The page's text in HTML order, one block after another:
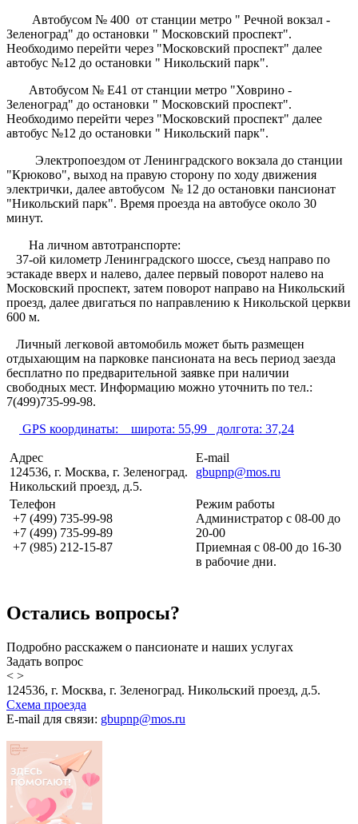
Автобусом № 400 от станции метро " Речной вокзал -
Зеленоград" до остановки " Московский проспект".
Необходимо перейти через "Московский проспект" далее
автобус №12 до остановки " Никольский парк".
Автобусом № Е41 от станции метро "Ховрино -
Зеленоград" до остановки " Московский проспект".
Необходимо перейти через "Московский проспект" далее
автобус №12 до остановки " Никольский парк".
Электропоездом от Ленинградского вокзала до станции
"Крюково", выход на правую сторону по ходу движения
электрички, далее автобусом № 12 до остановки пансионат
"Никольский парк". Время проезда на автобусе около 30
минут.
На личном автотранспорте:
37-ой километр Ленинградского шоссе, съезд направо по
эстакаде вверх и налево, далее первый поворот налево на
Московский проспект, затем поворот направо на Никольский
проезд, далее двигаться по направлению к Никольской церкви
600 м.
Личный легковой автомобиль может быть размещен
отдыхающим на парковке пансионата на весь период заезда
бесплатно по предварительной заявке при наличии
свободных мест. Информацию можно уточнить по тел.:
7(499)735-99-98.
GPS координаты: широта: 55,99 долгота: 37,24
Адрес
124536, г. Москва, г. Зеленоград.
Никольский проезд, д.5.
E-mail
gbupnp@mos.ru
Телефон
+7 (499) 735-99-98
+7 (499) 735-99-89
+7 (985) 212-15-87
Режим работы
Администратор с 08-00 до
20-00
Приемная с 08-00 до 16-30
в рабочие дни.
Остались вопросы?
Подробно расскажем о пансионате и наших услугах
Задать вопрос
< >
124536, г. Москва, г. Зеленоград. Никольский проезд, д.5.
Схема проезда
E-mail для связи: gbupnp@mos.ru